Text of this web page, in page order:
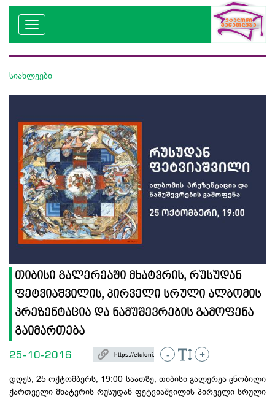
სიახლეები
თიბისი გალერეაში მხატვრის, რუსუდან
ფეტვიაშვილის, პირველი სრული ალბომის
პრეზენტაცია და ნამუშევრების გამოფენა
გაიმართება
25-10-2016 - +
დღეს, 25 ოქტომბერს, 19:00 საათზე, თიბისი გალერეა ცნობილი
ქართველი მხატვრის რუსუდან ფეტვიაშვილის პირველი სრული